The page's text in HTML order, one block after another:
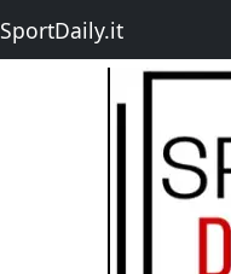
SportDaily.it